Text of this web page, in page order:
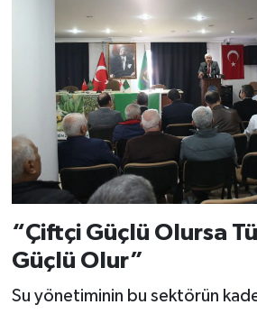
“Çiftçi Güçlü Olursa
Güçlü Olur”
Su yönetiminin bu sektörün